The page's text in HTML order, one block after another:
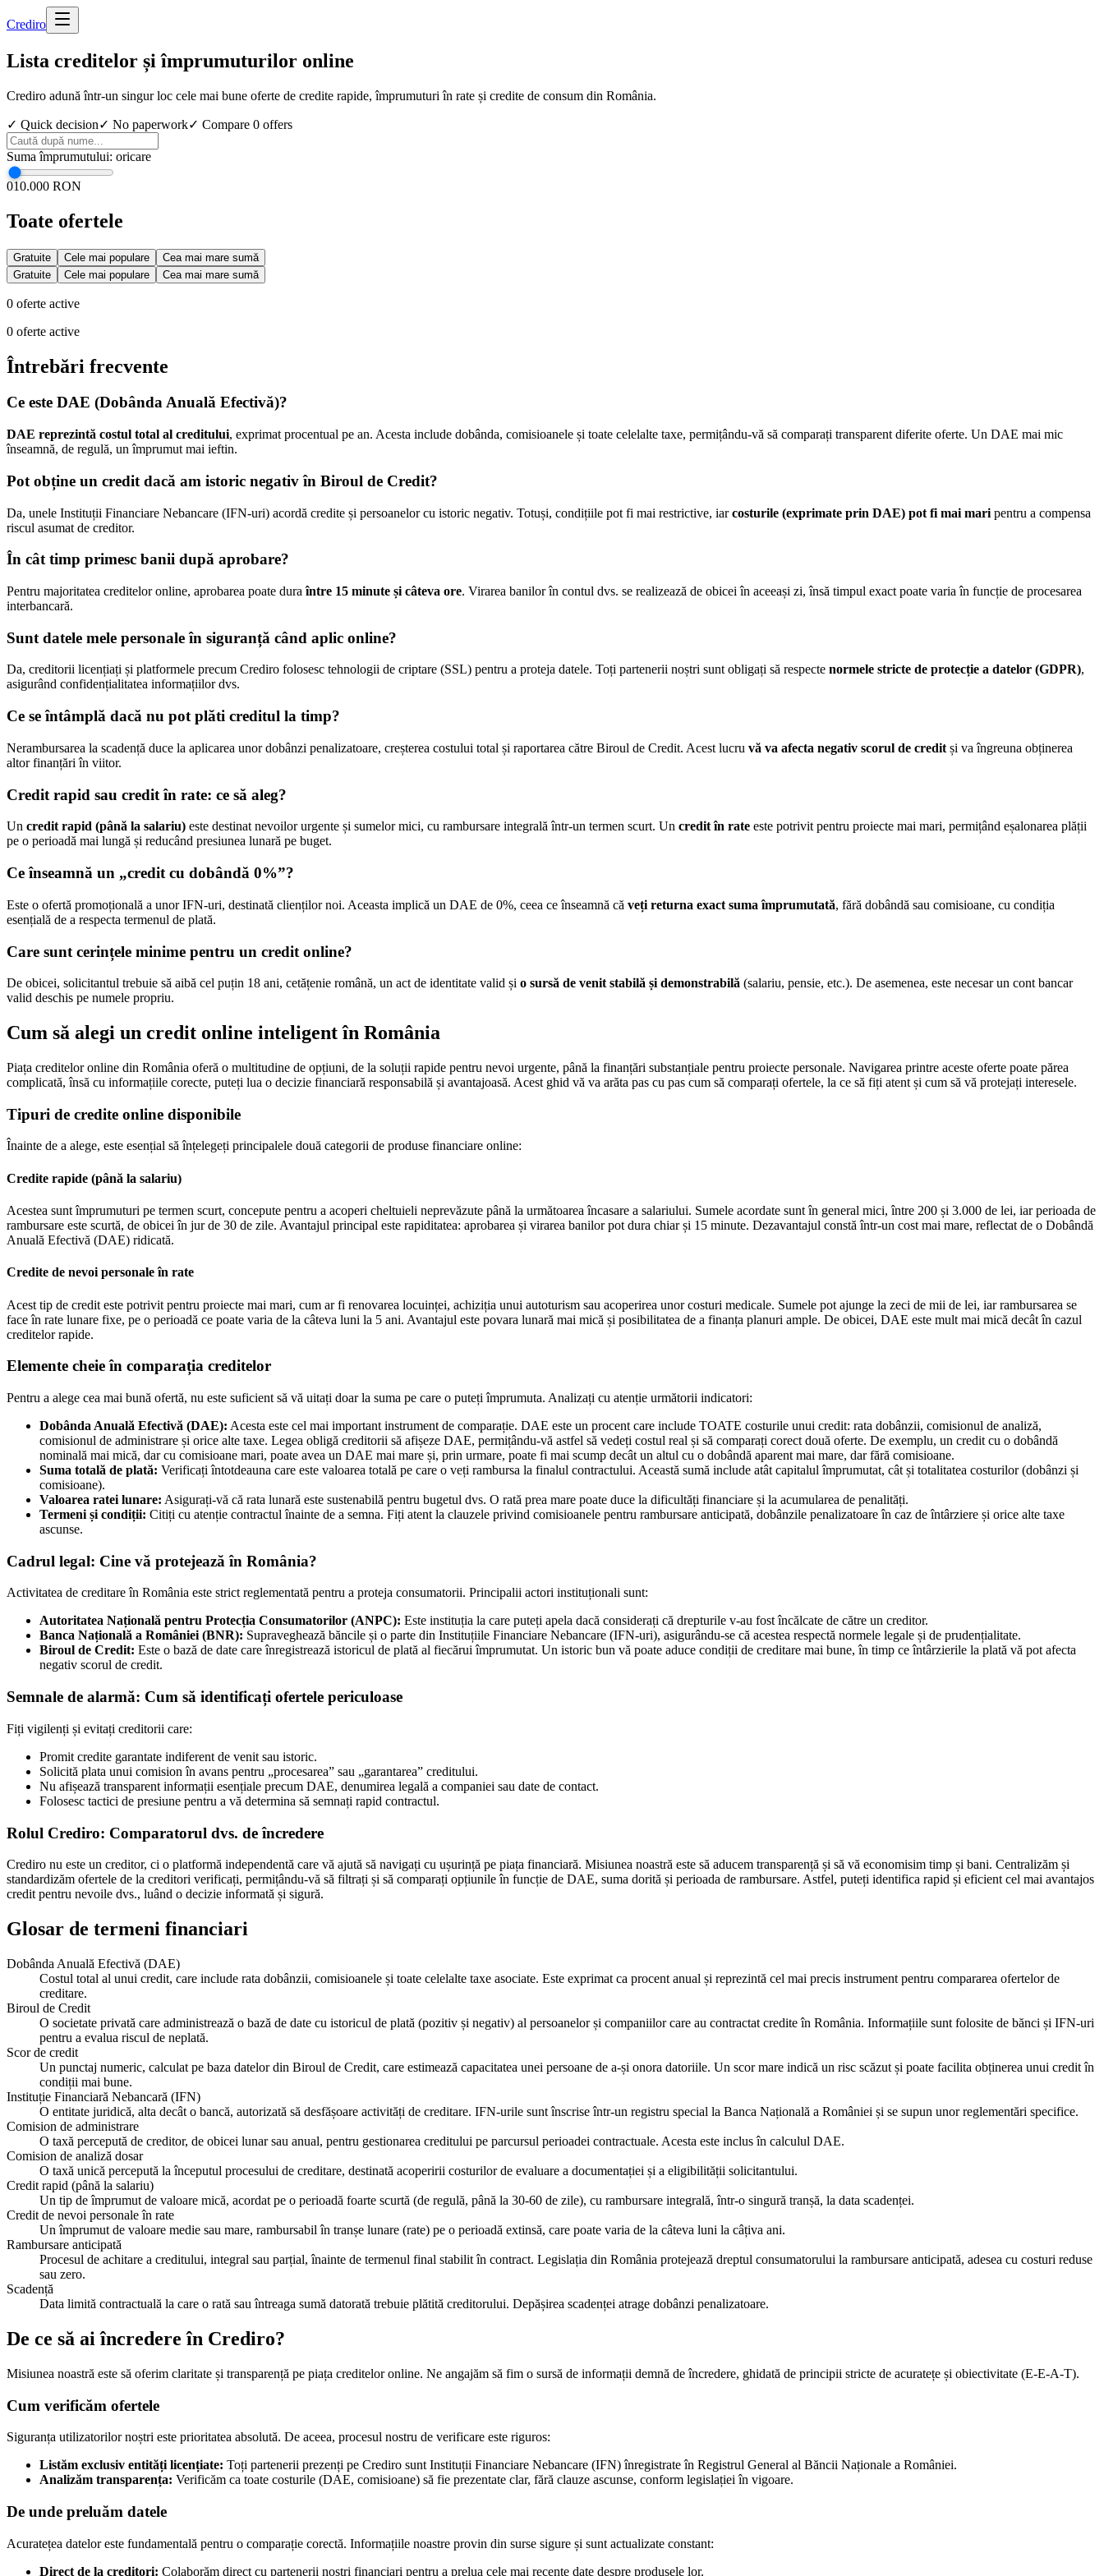
Crediro
Lista creditelor și împrumuturilor online
Crediro adună într-un singur loc cele mai bune oferte de credite rapide, împrumuturi în rate și credite de consum din România.
✓ Quick decision✓ No paperwork✓ Compare 0 offers
Suma împrumutului: oricare
010.000 RON
Toate ofertele
Gratuite Cele mai populare
Cea mai mare sumă
Gratuite
Cele mai populare Cea mai mare sumă
0 oferte active
0 oferte active
Întrebări frecvente
Ce este DAE (Dobânda Anuală Efectivă)?
DAE reprezintă costul total al creditului, exprimat procentual pe an. Acesta include dobânda, comisioanele și toate celelalte taxe, permițându-vă să comparați transparent diferite oferte. Un DAE mai mic
înseamnă, de regulă, un împrumut mai ieftin.
Pot obține un credit dacă am istoric negativ în Biroul de Credit?
Da, unele Instituții Financiare Nebancare (IFN-uri) acordă credite și persoanelor cu istoric negativ. Totuși, condițiile pot fi mai restrictive, iarcosturile (exprimate prin DAE) pot fi mai mari pentru a compensa
riscul asumat de creditor.
În cât timp primesc banii după aprobare?
Pentru majoritatea creditelor online, aprobarea poate duraîntre 15 minute și câteva ore. Virarea banilor în contul dvs. se realizează de obicei în aceeași zi, însă timpul exact poate varia în funcție de procesarea
interbancară.
Sunt datele mele personale în siguranță când aplic online?
Da, creditorii licențiați și platformele precum Crediro folosesc tehnologii de criptare (SSL) pentru a proteja datele. Toți partenerii noștri sunt obligați să respecte normele stricte de protecție a datelor (GDPR),
asigurând confidențialitatea informațiilor dvs.
Ce se întâmplă dacă nu pot plăti creditul la timp?
Nerambursarea la scadență duce la aplicarea unor dobânzi penalizatoare, creșterea costului total și raportarea către Biroul de Credit. Acest lucru vă va afecta negativ scorul de credit și va îngreuna obținerea
altor finanțări în viitor.
Credit rapid sau credit în rate: ce să aleg?
Un credit rapid (până la salariu) este destinat nevoilor urgente și sumelor mici, cu rambursare integrală într-un termen scurt. Un credit în rate este potrivit pentru proiecte mai mari, permițând eșalonarea plății
pe o perioadă mai lungă și reducând presiunea lunară pe buget.
Ce înseamnă un „credit cu dobândă 0%”?
Este o ofertă promoțională a unor IFN-uri, destinată clienților noi. Aceasta implică un DAE de 0%, ceea ce înseamnă că veți returna exact suma împrumutată, fără dobândă sau comisioane, cu condiția
esențială de a respecta termenul de plată.
Care sunt cerințele minime pentru un credit online?
De obicei, solicitantul trebuie să aibă cel puțin 18 ani, cetățenie română, un act de identitate valid și o sursă de venit stabilă și demonstrabilă (salariu, pensie, etc.). De asemenea, este necesar un cont bancar
valid deschis pe numele propriu.
Cum să alegi un credit online inteligent în România
Piața creditelor online din România oferă o multitudine de opțiuni, de la soluții rapide pentru nevoi urgente, până la finanțări substanțiale pentru proiecte personale. Navigarea printre aceste oferte poate părea
complicată, însă cu informațiile corecte, puteți lua o decizie financiară responsabilă și avantajoasă. Acest ghid vă va arăta pas cu pas cum să comparați ofertele, la ce să fiți atent și cum să vă protejați interesele.
Tipuri de credite online disponibile
Înainte de a alege, este esențial să înțelegeți principalele două categorii de produse financiare online:
Credite rapide (până la salariu)
Acestea sunt împrumuturi pe termen scurt, concepute pentru a acoperi cheltuieli neprevăzute până la următoarea încasare a salariului. Sumele acordate sunt în general mici, între 200 și 3.000 de lei, iar perioada de
rambursare este scurtă, de obicei în jur de 30 de zile. Avantajul principal este rapiditatea: aprobarea și virarea banilor pot dura chiar și 15 minute. Dezavantajul constă într-un cost mai mare, reflectat de o Dobândă
Anuală Efectivă (DAE) ridicată.
Credite de nevoi personale în rate
Acest tip de credit este potrivit pentru proiecte mai mari, cum ar fi renovarea locuinței, achiziția unui autoturism sau acoperirea unor costuri medicale. Sumele pot ajunge la zeci de mii de lei, iar rambursarea se
face în rate lunare fixe, pe o perioadă ce poate varia de la câteva luni la 5 ani. Avantajul este povara lunară mai mică și posibilitatea de a finanța planuri ample. De obicei, DAE este mult mai mică decât în cazul
creditelor rapide.
Elemente cheie în comparația creditelor
Pentru a alege cea mai bună ofertă, nu este suficient să vă uitați doar la suma pe care o puteți împrumuta. Analizați cu atenție următorii indicatori:
Dobânda Anuală Efectivă (DAE): Acesta este cel mai important instrument de comparație. DAE este un procent care include TOATE costurile unui credit: rata dobânzii, comisionul de analiză,
comisionul de administrare și orice alte taxe. Legea obligă creditorii să afișeze DAE, permițându-vă astfel să vedeți costul real și să comparați corect două oferte. De exemplu, un credit cu o dobândă
nominală mai mică, dar cu comisioane mari, poate avea un DAE mai mare și, prin urmare, poate fi mai scump decât un altul cu o dobândă aparent mai mare, dar fără comisioane.
Suma totală de plată: Verificați întotdeauna care este valoarea totală pe care o veți rambursa la finalul contractului. Această sumă include atât capitalul împrumutat, cât și totalitatea costurilor (dobânzi și
comisioane).
Valoarea ratei lunare: Asigurați-vă că rata lunară este sustenabilă pentru bugetul dvs. O rată prea mare poate duce la dificultăți financiare și la acumularea de penalități.
Termeni și condiții: Citiți cu atenție contractul înainte de a semna. Fiți atent la clauzele privind comisioanele pentru rambursare anticipată, dobânzile penalizatoare în caz de întârziere și orice alte taxe
ascunse.
Cadrul legal: Cine vă protejează în România?
Activitatea de creditare în România este strict reglementată pentru a proteja consumatorii. Principalii actori instituționali sunt:
Autoritatea Națională pentru Protecția Consumatorilor (ANPC): Este instituția la care puteți apela dacă considerați că drepturile v-au fost încălcate de către un creditor.
Banca Națională a României (BNR): Supraveghează băncile și o parte din Instituțiile Financiare Nebancare (IFN-uri), asigurându-se că acestea respectă normele legale și de prudențialitate.
Biroul de Credit: Este o bază de date care înregistrează istoricul de plată al fiecărui împrumutat. Un istoric bun vă poate aduce condiții de creditare mai bune, în timp ce întârzierile la plată vă pot afecta
negativ scorul de credit.
Semnale de alarmă: Cum să identificați ofertele periculoase
Fiți vigilenți și evitați creditorii care:
Promit credite garantate indiferent de venit sau istoric.
Solicită plata unui comision în avans pentru „procesarea” sau „garantarea” creditului.
Nu afișează transparent informații esențiale precum DAE, denumirea legală a companiei sau date de contact.
Folosesc tactici de presiune pentru a vă determina să semnați rapid contractul.
Rolul Crediro: Comparatorul dvs. de încredere
Crediro nu este un creditor, ci o platformă independentă care vă ajută să navigați cu ușurință pe piața financiară. Misiunea noastră este să aducem transparență și să vă economisim timp și bani. Centralizăm și
standardizăm ofertele de la creditori verificați, permițându-vă să filtrați și să comparați opțiunile în funcție de DAE, suma dorită și perioada de rambursare. Astfel, puteți identifica rapid și eficient cel mai avantajos
credit pentru nevoile dvs., luând o decizie informată și sigură.
Glosar de termeni financiari
Dobânda Anuală Efectivă (DAE)
Costul total al unui credit, care include rata dobânzii, comisioanele și toate celelalte taxe asociate. Este exprimat ca procent anual și reprezintă cel mai precis instrument pentru compararea ofertelor de
creditare.
Biroul de Credit
O societate privată care administrează o bază de date cu istoricul de plată (pozitiv și negativ) al persoanelor și companiilor care au contractat credite în România. Informațiile sunt folosite de bănci și IFN-uri
pentru a evalua riscul de neplată.
Scor de credit
Un punctaj numeric, calculat pe baza datelor din Biroul de Credit, care estimează capacitatea unei persoane de a-și onora datoriile. Un scor mare indică un risc scăzut și poate facilita obținerea unui credit în
condiții mai bune.
Instituție Financiară Nebancară (IFN)
O entitate juridică, alta decât o bancă, autorizată să desfășoare activități de creditare. IFN-urile sunt înscrise într-un registru special la Banca Națională a României și se supun unor reglementări specifice.
Comision de administrare
O taxă percepută de creditor, de obicei lunar sau anual, pentru gestionarea creditului pe parcursul perioadei contractuale. Acesta este inclus în calculul DAE.
Comision de analiză dosar
O taxă unică percepută la începutul procesului de creditare, destinată acoperirii costurilor de evaluare a documentației și a eligibilității solicitantului.
Credit rapid (până la salariu)
Un tip de împrumut de valoare mică, acordat pe o perioadă foarte scurtă (de regulă, până la 30-60 de zile), cu rambursare integrală, într-o singură tranșă, la data scadenței.
Credit de nevoi personale în rate
Un împrumut de valoare medie sau mare, rambursabil în tranșe lunare (rate) pe o perioadă extinsă, care poate varia de la câteva luni la câțiva ani.
Rambursare anticipată
Procesul de achitare a creditului, integral sau parțial, înainte de termenul final stabilit în contract. Legislația din România protejează dreptul consumatorului la rambursare anticipată, adesea cu costuri reduse
sau zero.
Scadență
Data limită contractuală la care o rată sau întreaga sumă datorată trebuie plătită creditorului. Depășirea scadenței atrage dobânzi penalizatoare.
De ce să ai încredere în Crediro?
Misiunea noastră este să oferim claritate și transparență pe piața creditelor online. Ne angajăm să fim o sursă de informații demnă de încredere, ghidată de principii stricte de acuratețe și obiectivitate (E-E-A-T).
Cum verificăm ofertele
Siguranța utilizatorilor noștri este prioritatea absolută. De aceea, procesul nostru de verificare este riguros:
Listăm exclusiv entități licențiate: Toți partenerii prezenți pe Crediro sunt Instituții Financiare Nebancare (IFN) înregistrate în Registrul General al Băncii Naționale a României.
Analizăm transparența: Verificăm ca toate costurile (DAE, comisioane) să fie prezentate clar, fără clauze ascunse, conform legislației în vigoare.
De unde preluăm datele
Acuratețea datelor este fundamentală pentru o comparație corectă. Informațiile noastre provin din surse sigure și sunt actualizate constant:
Direct de la creditori: Colaborăm direct cu partenerii noștri financiari pentru a prelua cele mai recente date despre produsele lor.